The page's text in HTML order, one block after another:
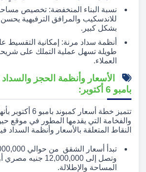
نسبة البناء المنخفضة: تخصيص
للاندسكيب والمرافق الترفيهية
بشكل كبير.
أنظمة سداد مرنة: إمكانية
طويلة تسهل عملية التملك على
العملاء.
الأسعار وأنظمة الحجز
بامبو 6 أكتوبر:
تتميز خطة أسعار
والفخامة التي يقدمها المطور في موقع
النقاط المتعلقة بالأسعار وأنظمة السداد
وتصل إلى 12,000,000
المساحة والإطلالة.